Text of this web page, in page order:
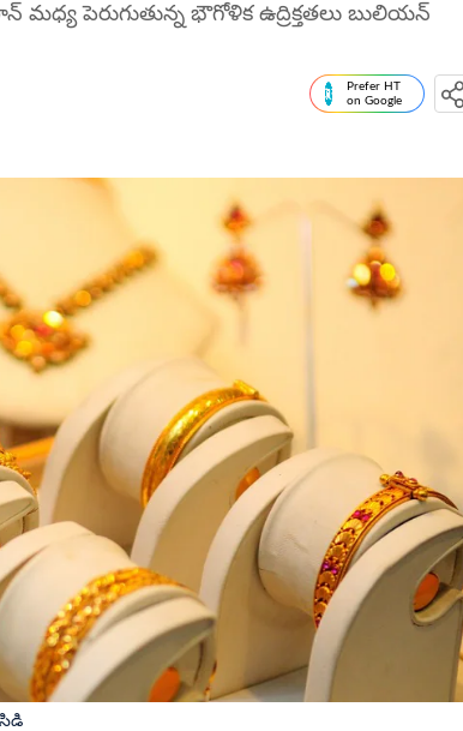
పెరుగుతున్న భౌగోళిక ఉద్రిక్తతలు బులియన్
Prefer HT
on Google